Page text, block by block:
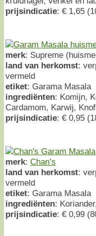
prijsindicatie: € 1,65
merk: Supreme
land van herkomst:
vermeld
etiket: Garama Masala
ingrediënten: Komijn,
Cardamom, Karwij,
prijsindicatie: € 0,95
merk: Chan’s
land van herkomst:
vermeld
etiket: Garama Masala
ingrediënten:
prijsindicatie: € 0,99